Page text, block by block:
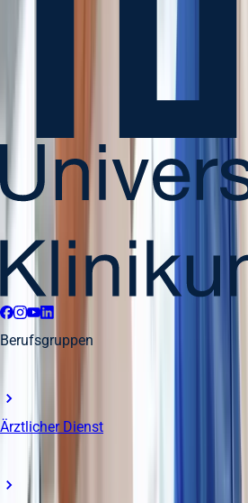
Berufsgruppen
Ärztlicher Dienst